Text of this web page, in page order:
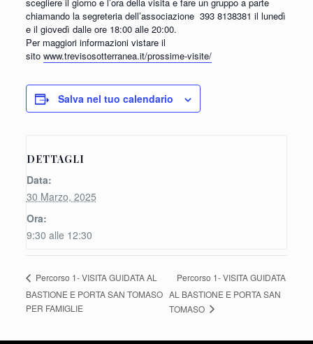
chiamando la segreteria dell’associazione 393 8138381 il lunedì
e il giovedì dalle ore 18:00 alle 20:00.
Per maggiori informazioni vistare il
sito www.trevisosotterranea.it/prossime-visite/
Salva nel tuo calendario
DETTAGLI
Data:
30 Marzo, 2025
Ora:
9:30 alle 12:30
Percorso 1- VISITA GUIDATA AL
BASTIONE E PORTA SAN TOMASO
PER FAMIGLIE
Percorso 1- VISITA GUIDATA
AL BASTIONE E PORTA SAN
TOMASO